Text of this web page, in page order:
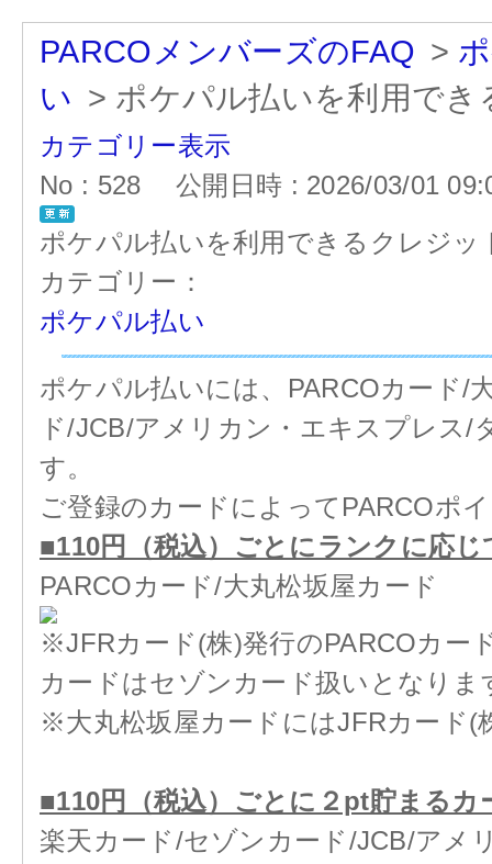
PARCOメンバーズのFAQ >
い > ポケパル払いを利用で
カテゴリー表示
No : 528
公開日時 : 2026/03/01
ポケパル払いを利用できるクレジ
カテゴリー：
ポケパル払い
ポケパル払いには、PARCOカード/
ド/JCB/アメリカン・エキスプレス
す。
ご登録のカードによってPARCOポ
■110円（税込）ごとにランクに応
PARCOカード/大丸松坂屋カード
※JFRカード(株)発行のPARCOカー
カードはセゾンカード扱いとなりま
※大丸松坂屋カードにはJFRカード(
■110円（税込）ごとに２pt貯まるカ
楽天カード/セゾンカード/JCB/アメ